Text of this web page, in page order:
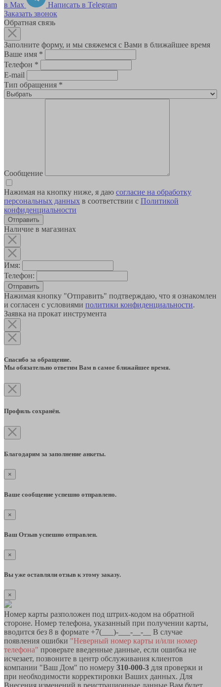
в Max
Написать в Telegram
Заказать звонок
Обратная связь
Заполните форму, и мы свяжемся с Вами в ближайшее время
Ваше имя *
Телефон *
E-mail
Тип обращения *
Сообщение
Нажимая на кнопку ниже, я даю согласие на обработку
персональных данных в соответствии с Политикой
конфиденциальности
Наличие в магазинах
Имя:
Телефон:
Отправить
Нажимая кнопку "Отправить" подтверждаю, что я ознакомлен
и согласен с условиями политики конфиденциальности.
Заявка на прокат инструмента
Спасибо за обращение.
Мы обязательно ответим Вам в самое ближайшее время.
Профиль сохранён.
Благодарим за заполнение анкеты.
×
Ваше сообщение успешно отправлено.
×
Ваш Отзыв успешно отправлен.
×
Вы уже оставляли отзыв к этому заказу.
×
Номер карты разположен под штрих-кодом на обратной
стороне. Номер телефона, указанный при получении карты,
вводится без 8 в формате +7(___)-___-__-__ В случае
появления ошибки "Неверный номер карты и/или номер
телефона" проверьте введенные данные, если ошибка не
исчезает, позвоните в центр обслуживания клиентов
компании "Ваш Дом" по номеру 310-000-3 для проверки и
при необходимости корректировки Ваших данных. Для